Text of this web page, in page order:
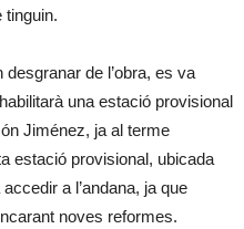
tinguin.
de l’obra, es va
una estació provisional
Jiménez, ja al terme
estació provisional, ubicada
a l’andana, ja que
noves reformes.